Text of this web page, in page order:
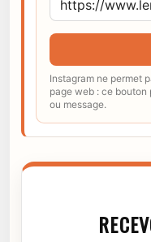
Instagram ne permet
page web : ce bouton
ou message.